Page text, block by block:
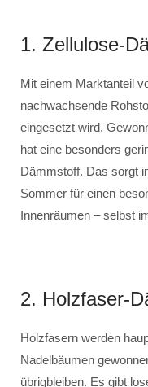
1. Zellulose-
Mit einem Marktanteil
nachwachsende
eingesetzt wird.
hat eine besonders
Dämmstoff. Das sorgt
Sommer für einen
Innenräumen – selbst
2. Holzfaser-
Holzfasern werden
Nadelbäumen
übrigbleiben. Es gibt